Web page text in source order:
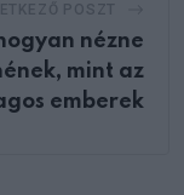
nézne
mint az
emberek